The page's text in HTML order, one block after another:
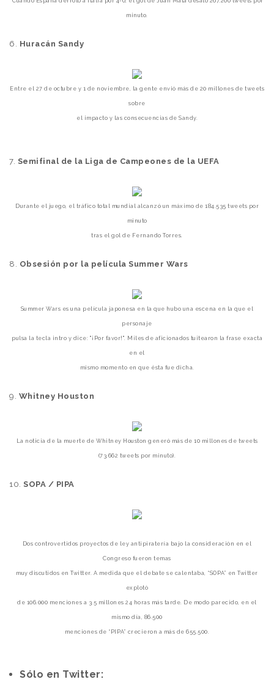
minuto.
6. Huracán Sandy
Entre el 27 de octubre y 1 de noviembre, la gente envió más de 20 millones de tweets
sobre
el impacto y las consecuencias de Sandy.
7. Semifinal de la Liga de Campeones de la UEFA
Durante el juego, el tráfico total mundial alcanzó un máximo de 184.535 tweets por
minuto
tras el gol de Fernando Torres.
8. Obsesión por la película Summer Wars
Summer Wars es una película japonesa en la que hubo una escena en la que el
personaje
pulsa la tecla intro y dice: "¡Por favor!". Miles de aficionados tuitearon la frase exacta
en el
mismo momento en que ésta fue dicha.
9. Whitney Houston
La noticia de la muerte de Whitney Houston generó más de 10 millones de tweets
(73.662 tweets por minuto).
10. SOPA / PIPA
Dos controvertidos proyectos de ley antipiratería bajo la consideración en el
Congreso fueron temas
muy discutidos en Twitter. A medida que el debate se calentaba, “SOPA” en Twitter
explotó
de 106.000 menciones a 3.5 millones24 horas más tarde. De modo parecido, en el
mismo día, 86.500
menciones de “PIPA” crecieron a más de 655.500.
Sólo en Twitter: